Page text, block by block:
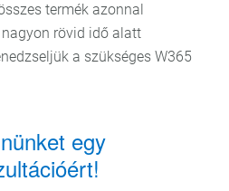
termék azonnal
rövid idő alatt
a szükséges W365
egy